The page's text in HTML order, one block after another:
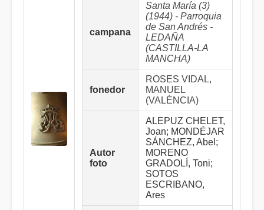
campana
Santa María (3)
(1944) - Parroquia
de San Andrés -
LEDAÑA
(CASTILLA-LA
MANCHA)
fonedor
ROSES VIDAL,
MANUEL
(VALÈNCIA)
Autor
foto
ALEPUZ CHELET,
Joan; MONDÉJAR
SÁNCHEZ, Abel;
MORENO
GRADOLÍ, Toni;
SOTOS
ESCRIBANO,
Ares